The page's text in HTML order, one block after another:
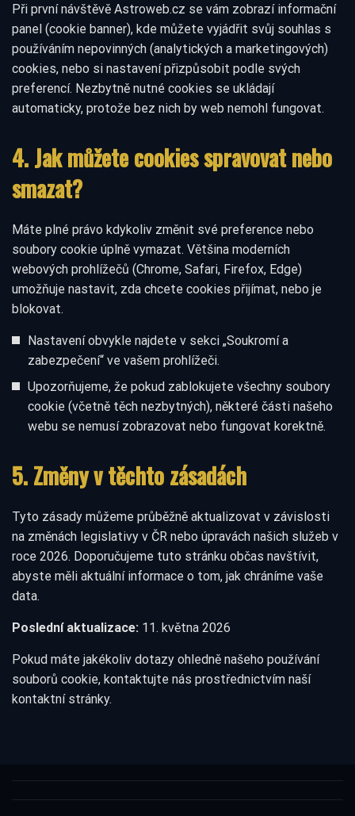
Při první návštěvě Astroweb.cz se vám zobrazí informační
panel (cookie banner), kde můžete vyjádřit svůj souhlas s
používáním nepovinných (analytických a marketingových)
cookies, nebo si nastavení přizpůsobit podle svých
preferencí. Nezbytně nutné cookies se ukládají
automaticky, protože bez nich by web nemohl fungovat.
4. Jak můžete cookies spravovat nebo
smazat?
Máte plné právo kdykoliv změnit své preference nebo
soubory cookie úplně vymazat. Většina moderních
webových prohlížečů (Chrome, Safari, Firefox, Edge)
umožňuje nastavit, zda chcete cookies přijímat, nebo je
blokovat.
Nastavení obvykle najdete v sekci „Soukromí a
zabezpečení“ ve vašem prohlížeči.
Upozorňujeme, že pokud zablokujete všechny soubory
cookie (včetně těch nezbytných), některé části našeho
webu se nemusí zobrazovat nebo fungovat korektně.
5. Změny v těchto zásadách
Tyto zásady můžeme průběžně aktualizovat v závislosti
na změnách legislativy v ČR nebo úpravách našich služeb v
roce 2026. Doporučujeme tuto stránku občas navštívit,
abyste měli aktuální informace o tom, jak chráníme vaše
data.
Poslední aktualizace: 11. května 2026
Pokud máte jakékoliv dotazy ohledně našeho používání
souborů cookie, kontaktujte nás prostřednictvím naší
kontaktní stránky.